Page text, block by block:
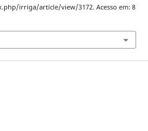
irriga/article/view/3172. Acesso em: 8